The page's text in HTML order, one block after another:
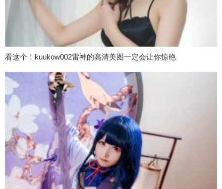
看这个！kuukow002雷神的高清美图一定会让你惊艳